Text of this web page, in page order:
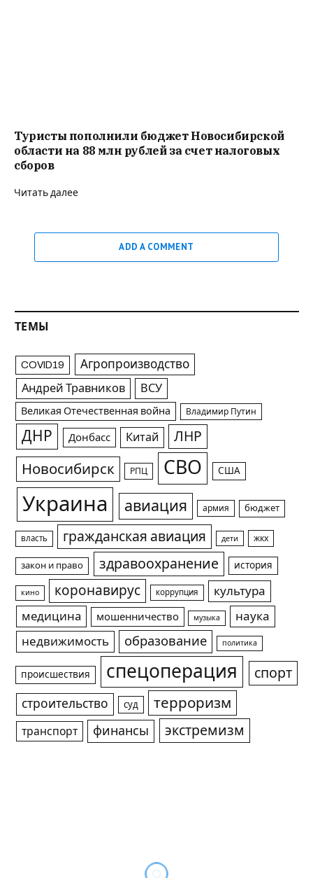
Туристы пополнили бюджет Новосибирской
области на 88 млн рублей за счет налоговых
сборов
Читать далее
ADD A COMMENT
ТЕМЫ
COVID19 Агропроизводство
Андрей Травников ВСУ
Великая Отечественная война Владимир Путин
ДНР Донбасс Китай ЛНР
Новосибирск РПЦ СВО США
Украина авиация армия бюджет
власть гражданская авиация дети жкх
закон и право здравоохранение история
кино коронавирус коррупция
культура
медицина
мошенничество музыка
наука
недвижимость
образование политика
происшествия спецоперация спорт
строительство суд терроризм
транспорт финансы экстремизм